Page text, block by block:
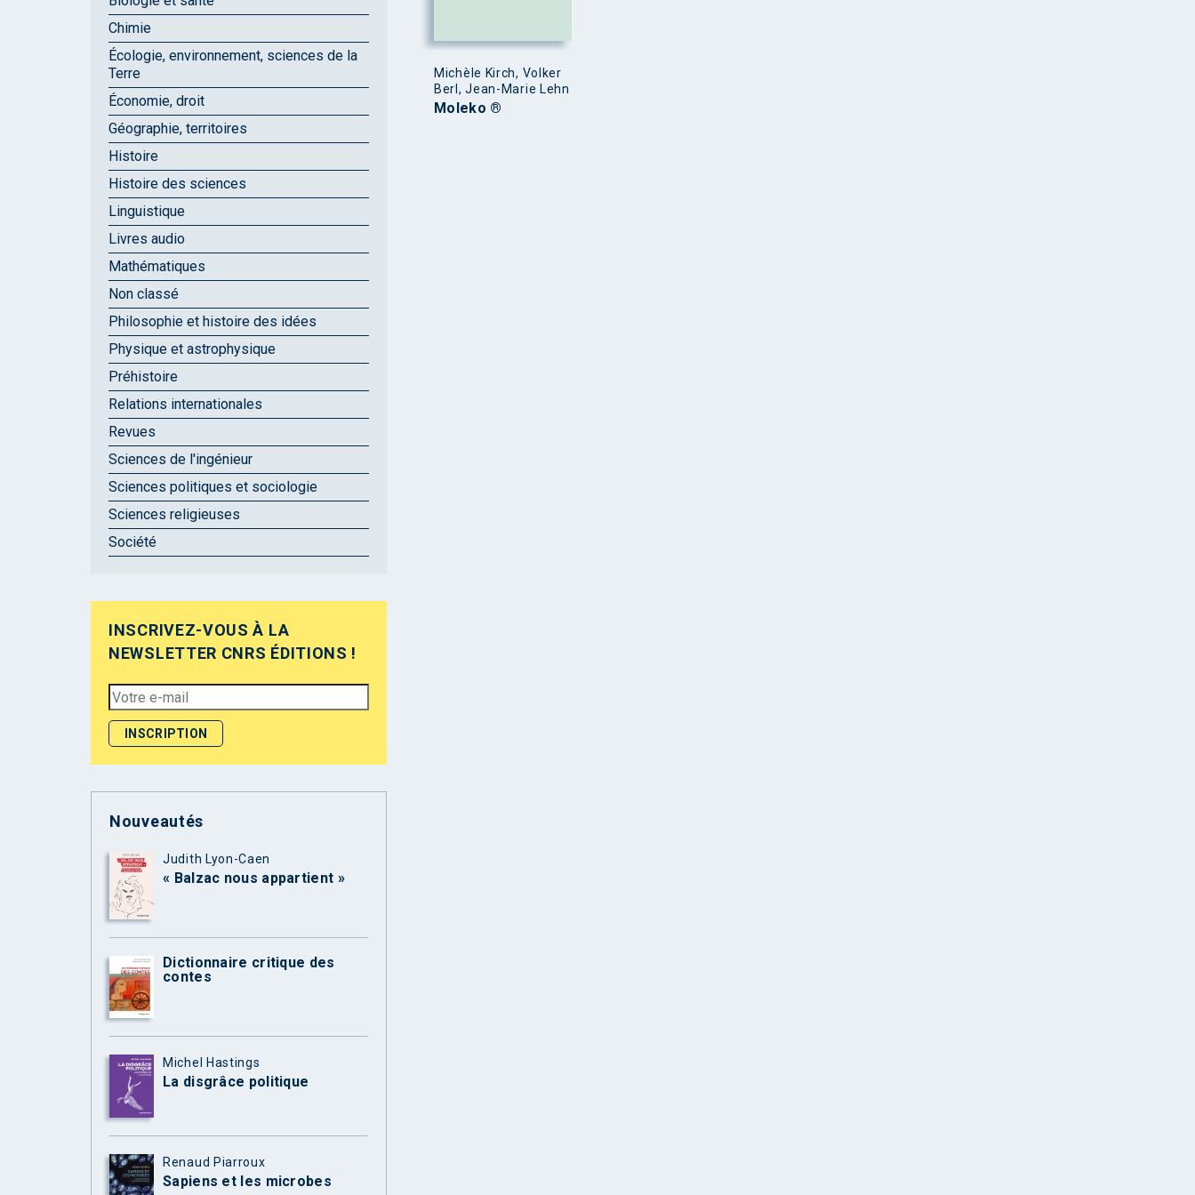
Michèle Kirch, Volker
Berl, Jean-Marie Lehn
Moleko ®
Chimie
Écologie, environnement, sciences de la
Terre
Économie, droit
Géographie, territoires
Histoire
Histoire des sciences
Linguistique
Livres audio
Mathématiques
Non classé
Philosophie et histoire des idées
Physique et astrophysique
Préhistoire
Relations internationales
Revues
Sciences de l'ingénieur
Sciences politiques et sociologie
Sciences religieuses
Société
INSCRIVEZ-VOUS À LA
NEWSLETTER CNRS ÉDITIONS !
Nouveautés
Judith Lyon-Caen
« Balzac nous appartient »
Dictionnaire critique des
contes
Michel Hastings
La disgrâce politique
Renaud Piarroux
Sapiens et les microbes